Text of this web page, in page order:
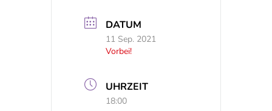
DATUM
11 Sep. 2021
Vorbei!
UHRZEIT
18:00